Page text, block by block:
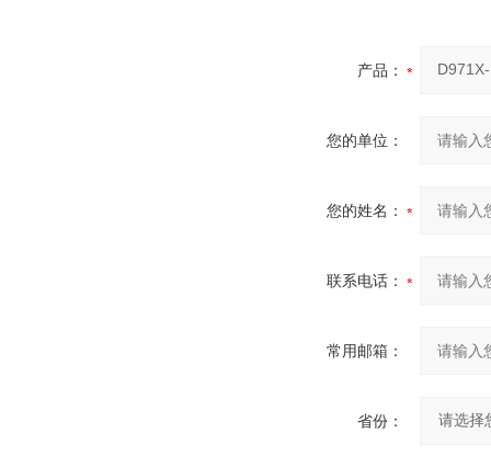
产品：
您的单位：
您的姓名：
联系电话：
常用邮箱：
省份：